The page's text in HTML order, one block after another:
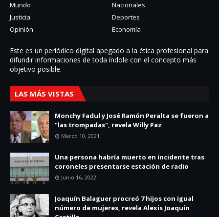
Mundo
Nacionales
Justicia
Deportes
Opinión
Economía
Este es un periódico digital apegado a la ética profesional para
difundir informaciones de toda í­ndole con el concepto más
objetivo posible.
LAS MÁS VISTAS
Monchy Fadul y José Ramón Peralta se fueron a
"las trompadas", revela Willy Paz
Marzo 10, 2021
Una persona habría muerto en incidente tras
coroneles presentarse estación de radio
Junio 16, 2022
Joaquín Balaguer procreó 7 hijos con igual
número de mujeres, revela Alexis Joaquín